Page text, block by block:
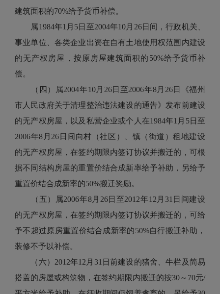
建筑面积的70%给予货币补偿。
属1984年1月5日至2004年10月26日间，行政机关、
事业单位、各类企业出资在自有土地使用权范围内建设
的无产权房屋，按原房屋建筑面积的50%给予货币补
偿。
（四）属2004年10月26日至2006年8月26日《福州
市人民政府关于清理整治违法建设的通告》发布前建设
的无产权房屋，以及私营企业或个人在1984年1月5日至
2006年8月26日间向村（社区）、镇（街道）租地建设
的无产权房屋，在签约期限内签订协议并搬迁的，可根
据不同结构房屋的重置价结合成新率给予补助，另给予
重置价结合成新率的50%搬迁奖励。
（五）属2006年8月26日至2012年12月31日间建设
的无产权房屋，在签约期限内签订协议并搬迁的，可给
予不超过原房重置价结合成新率的50%自行搬迁补助，
装修不予以补偿。
（六）2012年12月31日前建设的猪舍、牛栏及简易
搭盖的房屋或构筑物，在签约期限内搬迁的按30～70元/